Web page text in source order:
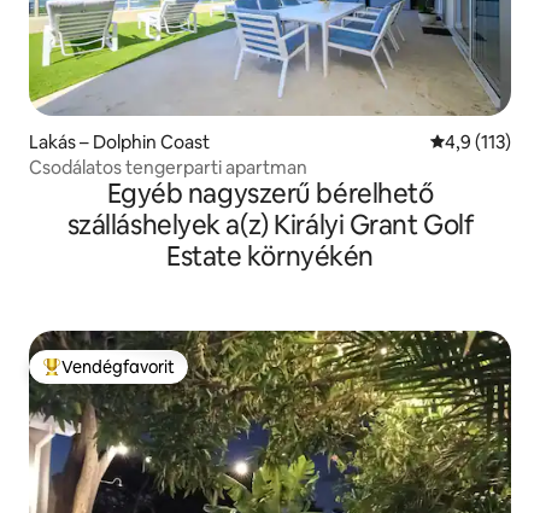
Lakás – Dolphin Coast Átlagos
4,9 (113)
Csodálatos tengerparti apartman
Egyéb nagyszerű bérelhető
szálláshelyek a(z) Királyi Grant Golf
Estate környékén
Kiemelt vendégfavorit
Vendégfavorit